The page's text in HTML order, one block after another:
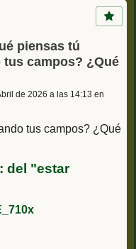
piensas tú
campos? ¿Qué
de 2026 a las 14:13 en
tus campos? ¿Qué
del "estar